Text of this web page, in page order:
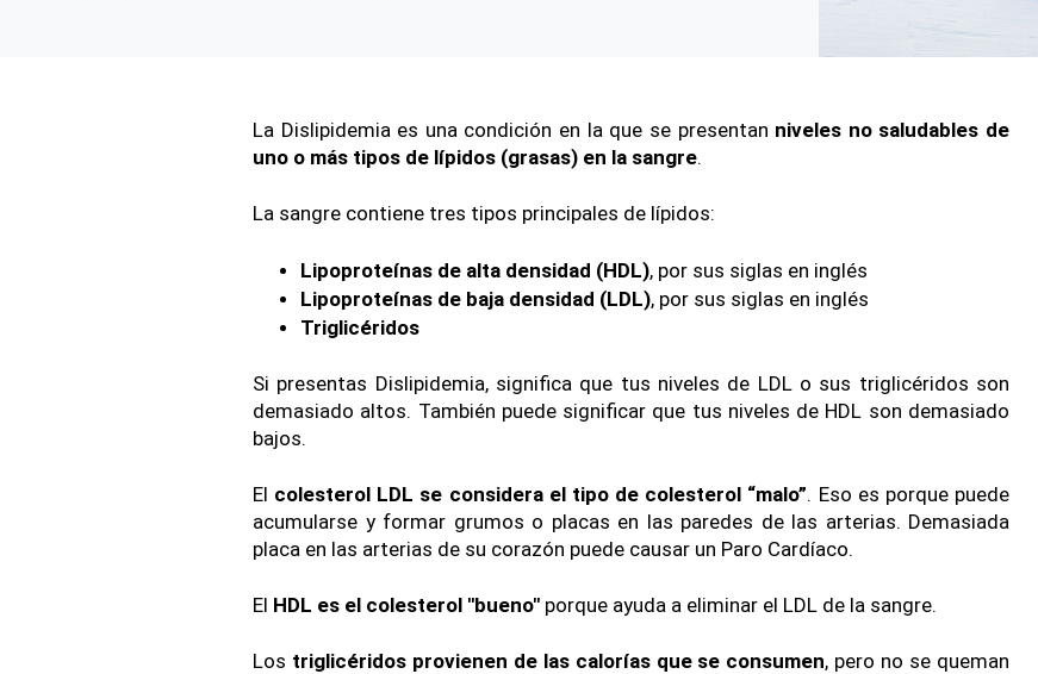
La Dislipidemia es una condición en la que se presentan niveles no saludables de
uno o más tipos de lípidos (grasas) en la sangre.
La sangre contiene tres tipos principales de lípidos:
Lipoproteínas de alta densidad (HDL), por sus siglas en inglés
Lipoproteínas de baja densidad (LDL), por sus siglas en inglés
Triglicéridos
Si presentas Dislipidemia, significa que tus niveles de LDL o sus triglicéridos son
demasiado altos. También puede significar que tus niveles de HDL son demasiado
bajos.
El colesterol LDL se considera el tipo de colesterol “malo”. Eso es porque puede
acumularse y formar grumos o placas en las paredes de las arterias. Demasiada
placa en las arterias de su corazón puede causar un Paro Cardíaco.
El HDL es el colesterol "bueno" porque ayuda a eliminar el LDL de la sangre.
Los triglicéridos provienen de las calorías que se consumen, pero no se queman